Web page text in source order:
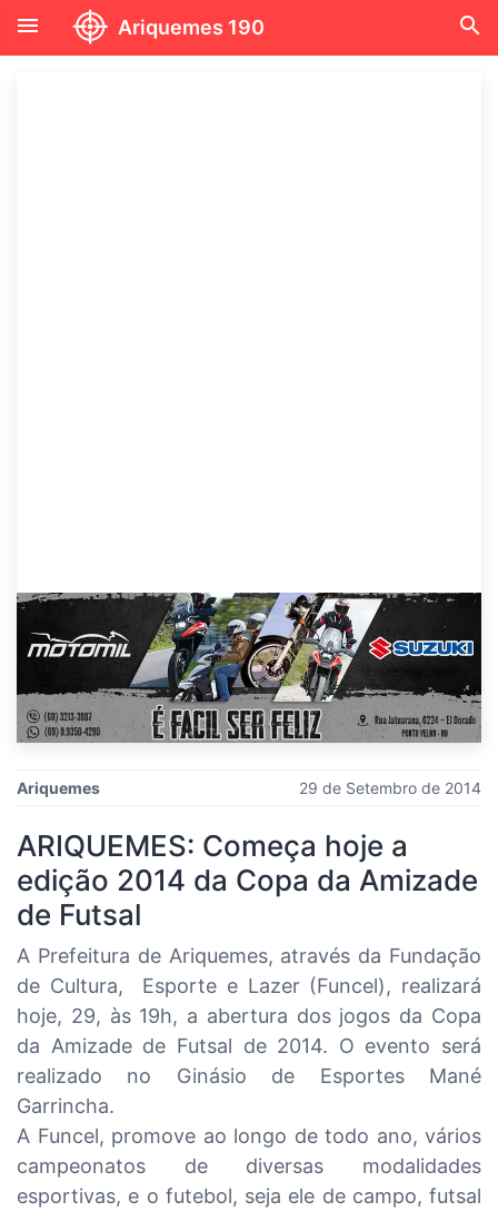
menu Ariquemes 190 search
Ariquemes 29 de Setembro de 2014
ARIQUEMES: Começa hoje a
edição 2014 da Copa da Amizade
de Futsal
A Prefeitura de Ariquemes, através da Fundação
de Cultura, Esporte e Lazer (Funcel), realizará
hoje, 29, às 19h, a abertura dos jogos da Copa
da Amizade de Futsal de 2014. O evento será
realizado no Ginásio de Esportes Mané
Garrincha.
A Funcel, promove ao longo de todo ano, vários
campeonatos de diversas modalidades
esportivas, e o futebol, seja ele de campo, futsal